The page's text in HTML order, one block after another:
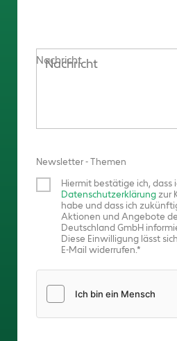
Nachricht
Newsletter - Themen
Hiermit bestätige ich, dass
Datenschutzerklärungzur
habe und dass ich
Aktionen und Angebote
Deutschland GmbH
Diese Einwilligung lässt
E-Mail widerrufen.